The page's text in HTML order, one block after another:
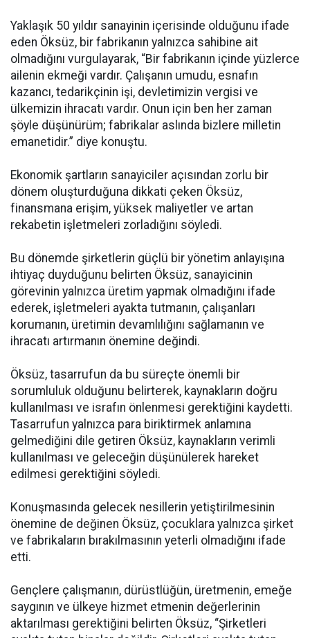
Yaklaşık 50 yıldır sanayinin içerisinde olduğunu ifade
eden Öksüz, bir fabrikanın yalnızca sahibine ait
olmadığını vurgulayarak, “Bir fabrikanın içinde yüzlerce
ailenin ekmeği vardır. Çalışanın umudu, esnafın
kazancı, tedarikçinin işi, devletimizin vergisi ve
ülkemizin ihracatı vardır. Onun için ben her zaman
şöyle düşünürüm; fabrikalar aslında bizlere milletin
emanetidir.” diye konuştu.
Ekonomik şartların sanayiciler açısından zorlu bir
dönem oluşturduğuna dikkati çeken Öksüz,
finansmana erişim, yüksek maliyetler ve artan
rekabetin işletmeleri zorladığını söyledi.
Bu dönemde şirketlerin güçlü bir yönetim anlayışına
ihtiyaç duyduğunu belirten Öksüz, sanayicinin
görevinin yalnızca üretim yapmak olmadığını ifade
ederek, işletmeleri ayakta tutmanın, çalışanları
korumanın, üretimin devamlılığını sağlamanın ve
ihracatı artırmanın önemine değindi.
Öksüz, tasarrufun da bu süreçte önemli bir
sorumluluk olduğunu belirterek, kaynakların doğru
kullanılması ve israfın önlenmesi gerektiğini kaydetti.
Tasarrufun yalnızca para biriktirmek anlamına
gelmediğini dile getiren Öksüz, kaynakların verimli
kullanılması ve geleceğin düşünülerek hareket
edilmesi gerektiğini söyledi.
Konuşmasında gelecek nesillerin yetiştirilmesinin
önemine de değinen Öksüz, çocuklara yalnızca şirket
ve fabrikaların bırakılmasının yeterli olmadığını ifade
etti.
Gençlere çalışmanın, dürüstlüğün, üretmenin, emeğe
saygının ve ülkeye hizmet etmenin değerlerinin
aktarılması gerektiğini belirten Öksüz, “Şirketleri